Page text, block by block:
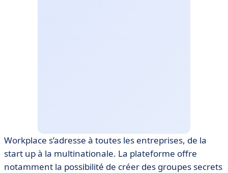
Workplace s’adresse à toutes les entreprises, de la
start up à la multinationale. La plateforme offre
notamment la possibilité de créer des groupes secrets